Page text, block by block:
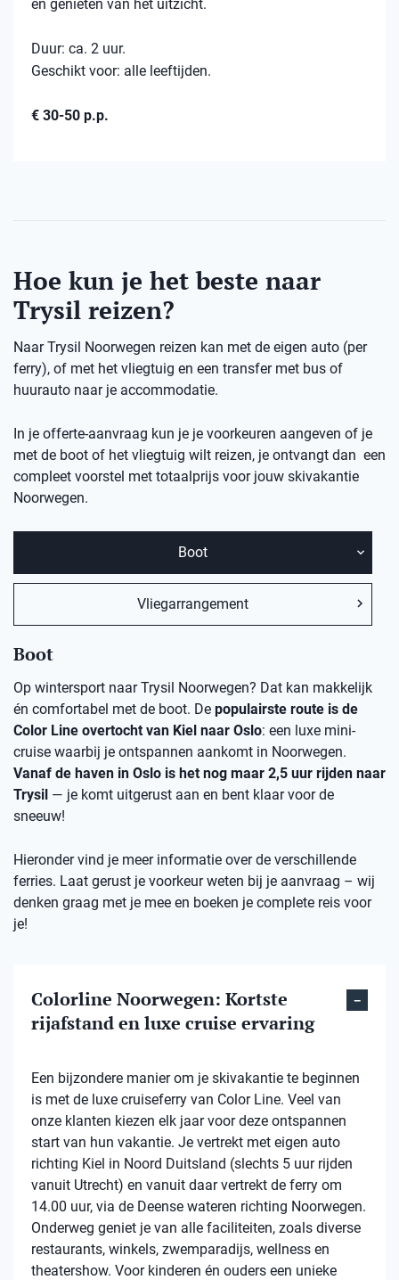
en genieten van het uitzicht.
Duur: ca. 2 uur.
Geschikt voor: alle leeftijden.
€ 30-50 p.p.
Hoe kun je het beste naar
Trysil reizen?
Naar Trysil Noorwegen reizen kan met de eigen auto (per
ferry), of met het vliegtuig en een transfer met bus of
huurauto naar je accommodatie.
In je offerte-aanvraag kun je je voorkeuren aangeven of je
met de boot of het vliegtuig wilt reizen, je ontvangt dan een
compleet voorstel met totaalprijs voor jouw skivakantie
Noorwegen.
Boot
Vliegarrangement
Boot
Op wintersport naar Trysil Noorwegen? Dat kan makkelijk
én comfortabel met de boot. De populairste route is de
Color Line overtocht van Kiel naar Oslo: een luxe mini-
cruise waarbij je ontspannen aankomt in Noorwegen.
Vanaf de haven in Oslo is het nog maar 2,5 uur rijden naar
Trysil — je komt uitgerust aan en bent klaar voor de
sneeuw!
Hieronder vind je meer informatie over de verschillende
ferries. Laat gerust je voorkeur weten bij je aanvraag – wij
denken graag met je mee en boeken je complete reis voor
je!
Colorline Noorwegen: Kortste
rijafstand en luxe cruise ervaring
Een bijzondere manier om je skivakantie te beginnen
is met de luxe cruiseferry van Color Line. Veel van
onze klanten kiezen elk jaar voor deze ontspannen
start van hun vakantie. Je vertrekt met eigen auto
richting Kiel in Noord Duitsland (slechts 5 uur rijden
vanuit Utrecht) en vanuit daar vertrekt de ferry om
14.00 uur, via de Deense wateren richting Noorwegen.
Onderweg geniet je van alle faciliteiten, zoals diverse
restaurants, winkels, zwemparadijs, wellness en
theatershow. Voor kinderen én ouders een unieke